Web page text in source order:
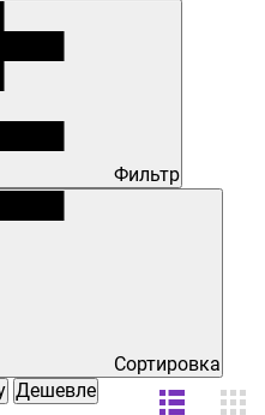
Фильтр
Сортировка
Дешевле